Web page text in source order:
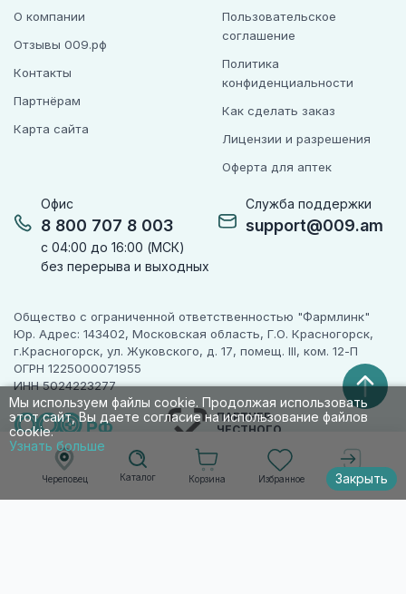
Череповец Каталог Корзина Избранное Войти
Мы используем файлы cookie. Продолжая использовать
этот сайт, Вы даете согласие на использование файлов
cookie.
Узнать больше
Закрыть
Офис
8 800 707 8 003
с 04:00 до 16:00 (МСК)
без перерыва и выходных
Служба поддержки
support@009.am
О компании
Отзывы 009.рф
Контакты
Партнёрам
Карта сайта
Пользовательское
соглашение
Политика
конфиденциальности
Как сделать заказ
Лицензии и разрешения
Оферта для аптек
Общество с ограниченной ответственностью "Фармлинк"
Юр. Адрес: 143402, Московская область, Г.О. Красногорск,
г.Красногорск, ул. Жуковского, д. 17, помещ. III, ком. 12-П
ОГРН 1225000071955
ИНН 5024223277
ПАРТНЕР
ЧЕСТНОГО